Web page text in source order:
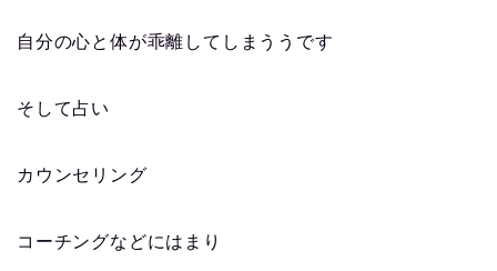
自分の心と体が乖離してしまううです
そして占い
カウンセリング
コーチングなどにはまり